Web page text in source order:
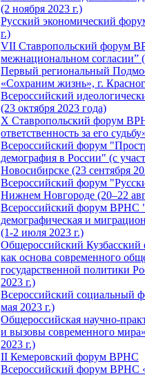
(2 ноября 2023 г.)
Русский экономический
г.)
VII Ставропольский форум
межнациональном согласии”
Первый региональный
«Сохраним жизнь», г.
Всероссийский
(23 октября 2023 года)
X Ставропольский форум
ответственность за его
Всероссийский форум
демография в России" (с
Новосибирске (23 сентября
Всероссийский форум
Нижнем Новгороде (20–22
Всероссийский форум ВРНС
демографическая и
(1-2 июля 2023 г.)
Общероссийский
как основа современного
государственной политики
2023 г.)
Всероссийский социальный
мая 2023 г.)
Общероссийская научно-
и вызовы современного
2023 г.)
II Кемеровский форум ВРНС
Всероссийский форум ВРНС